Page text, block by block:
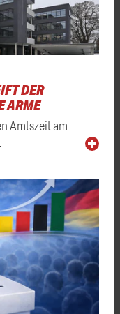
DER
ARME
Amtszeit am